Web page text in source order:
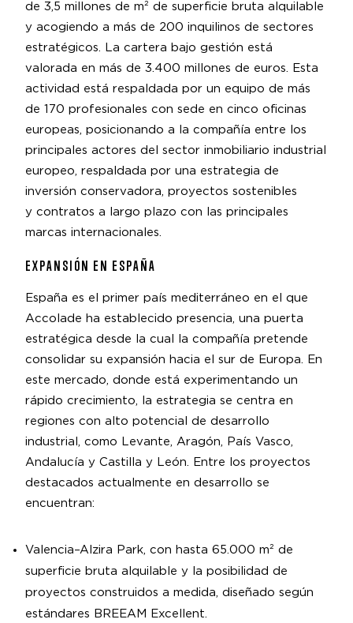
de 3,5 millones de m² de superficie bruta alquilable
y acogiendo a más de 200 inquilinos de sectores
estratégicos. La cartera bajo gestión está
valorada en más de 3.400 millones de euros. Esta
actividad está respaldada por un equipo de más
de 170 profesionales con sede en cinco oficinas
europeas, posicionando a la compañía entre los
principales actores del sector inmobiliario industrial
europeo, respaldada por una estrategia de
inversión conservadora, proyectos sostenibles
y contratos a largo plazo con las principales
marcas internacionales.
EXPANSIÓN EN ESPAÑA
España es el primer país mediterráneo en el que
Accolade ha establecido presencia, una puerta
estratégica desde la cual la compañía pretende
consolidar su expansión hacia el sur de Europa. En
este mercado, donde está experimentando un
rápido crecimiento, la estrategia se centra en
regiones con alto potencial de desarrollo
industrial, como Levante, Aragón, País Vasco,
Andalucía y Castilla y León. Entre los proyectos
destacados actualmente en desarrollo se
encuentran:
Valencia–Alzira Park, con hasta 65.000 m² de
superficie bruta alquilable y la posibilidad de
proyectos construidos a medida, diseñado según
estándares BREEAM Excellent.